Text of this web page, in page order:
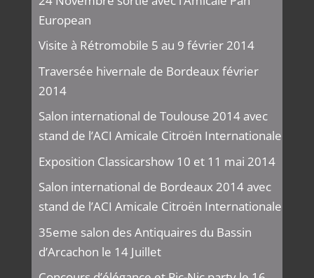
European
Visite à Rétromobile 5 au 9 février 2014
Traversée hivernale de Bordeaux février
2014
Salon international de Toulouse 2014 avec
stand de l’ACI Amicale Citroën Internationale
Exposition Classicarshow 10 et 11 mai 2014
Salon international de Bordeaux 2014 avec
stand de l’ACI Amicale Citroën Internationale
35eme salon des Antiquaires du Bassin
d’Arcachon le 14 Juillet